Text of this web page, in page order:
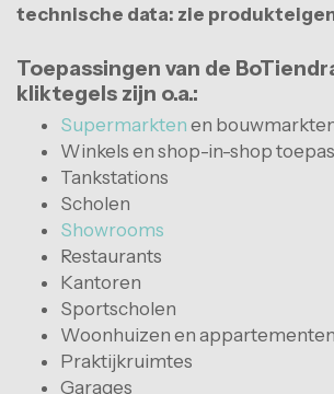
technische data: zie
Toepassingen van de
kliktegels zijn o.a.:
Supermarkten en
Winkels en shop-in-shop
Tankstations
Scholen
Showrooms
Restaurants
Kantoren
Sportscholen
Woonhuizen en appartementen
Praktijkruimtes
Garages